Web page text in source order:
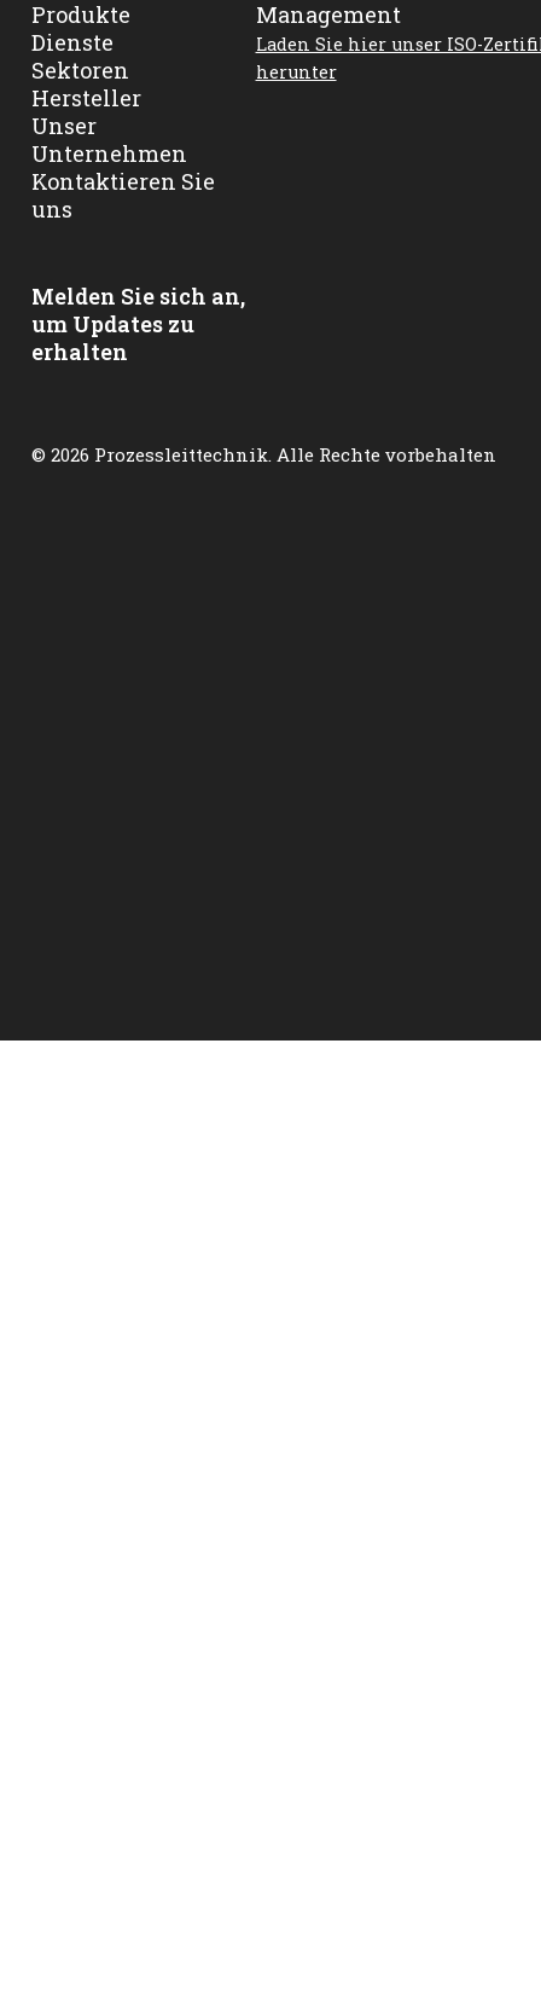
Produkte
Dienste
Sektoren
Hersteller
Unser
Unternehmen
Kontaktieren Sie
uns
Melden Sie sich an,
um Updates zu
erhalten
Laden Sie hier unser ISO-
herunter
© 2026 Prozessleittechnik. Alle Rechte vorbehalten